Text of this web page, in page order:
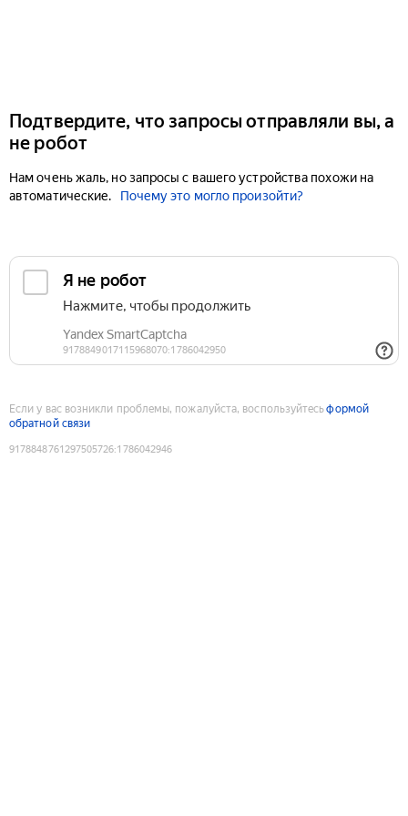
Подтвердите, что запросы отправляли вы, а
не робот
Нам очень жаль, но запросы с вашего устройства похожи на
автоматические.
Почему это могло произойти?
Если у вас возникли проблемы, пожалуйста, воспользуйтесьформой
обратной связи
9178848761297505726:1786042946